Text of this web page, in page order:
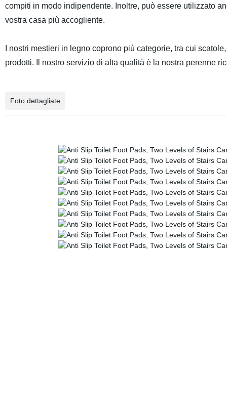
compiti in modo indipendente. Inoltre, può essere utilizzato
vostra casa più accogliente.
I nostri mestieri in legno coprono più categorie, tra cui
prodotti. Il nostro servizio di alta qualità è la nostra perenne
Foto dettagliate